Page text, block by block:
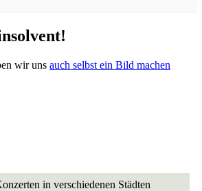
wir uns auch selbst ein Bild machen
in verschiedenen Städten